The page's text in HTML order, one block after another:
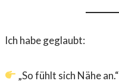
Ich habe geglaubt:
„So fühlt sich Nähe an.“